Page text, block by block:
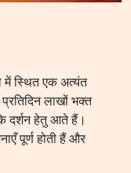
में स्थित एक अत्यंत
लाखों भक्त
दर्शन हेतु आते हैं।
पूर्ण होती हैं और